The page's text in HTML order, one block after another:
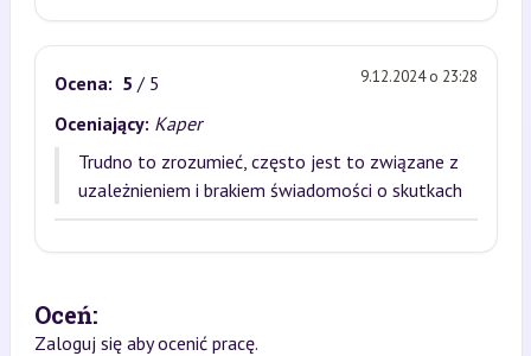
Ocena: 5 / 5 9.12.2024 o 23:28
Oceniający: Kaper
Trudno to zrozumieć, często jest to związane z
uzależnieniem i brakiem świadomości o skutkach
Oceń:
Zaloguj się aby ocenić pracę.